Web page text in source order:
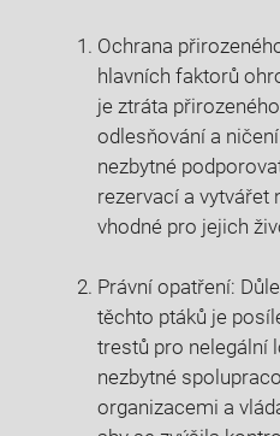
Ochrana
hlavních faktorů
je ztráta
odlesňování a
nezbytné
rezervací a vytvářet
vhodné pro jejich
Právní opatření:
těchto ptáků je
trestů pro nelegální
nezbytné
organizacemi a